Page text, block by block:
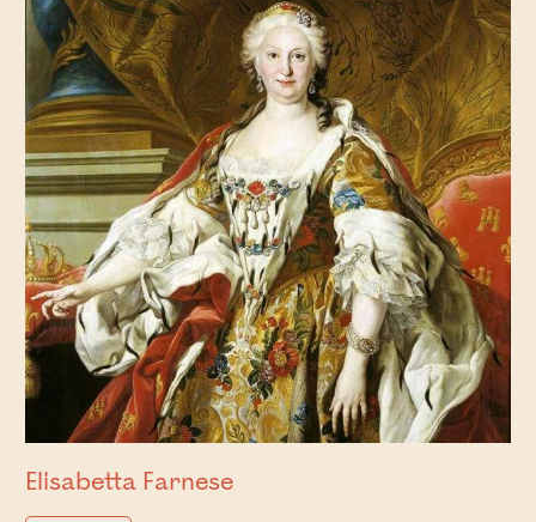
Elisabetta Farnese